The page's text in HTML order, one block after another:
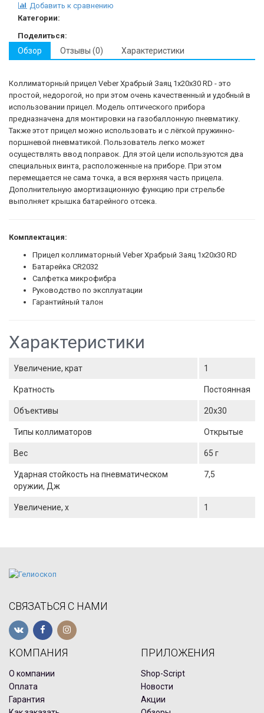
Добавить к сравнению
Категории:
Поделиться:
Обзор Отзывы (0) Характеристики
Коллиматорный прицел Veber Храбрый Заяц 1x20x30 RD - это
простой, недорогой, но при этом очень качественный и удобный в
использовании прицел. Модель оптического прибора
предназначена для монтировки на газобаллонную пневматику.
Также этот прицел можно использовать и с лёгкой пружинно-
поршневой пневматикой. Пользователь легко может
осуществлять ввод поправок. Для этой цели используются два
специальных винта, расположенные на приборе. При этом
перемещается не сама точка, а вся верхняя часть прицела.
Дополнительную амортизационную функцию при стрельбе
выполняет крышка батарейного отсека.
Комплектация:
Прицел коллиматорный Veber Храбрый Заяц 1x20x30 RD
Батарейка CR2032
Салфетка микрофибра
Руководство по эксплуатации
Гарантийный талон
Характеристики
Увеличение, крат 1
Кратность Постоянная
Объективы 20х30
Типы коллиматоров Открытые
Вес 65 г
Ударная стойкость на пневматическом
оружии, Дж
7,5
Увеличение, x 1
СВЯЗАТЬСЯ С НАМИ
КОМПАНИЯ
О компании
Оплата
Гарантия
ПРИЛОЖЕНИЯ
Shop-Script
Новости
Акции